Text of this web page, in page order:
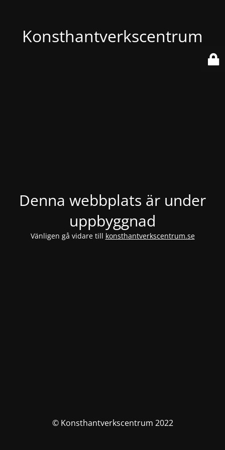
Konsthantverkscentrum
Denna webbplats är under
uppbyggnad
Vänligen gå vidare till konsthantverkscentrum.se
© Konsthantverkscentrum 2022